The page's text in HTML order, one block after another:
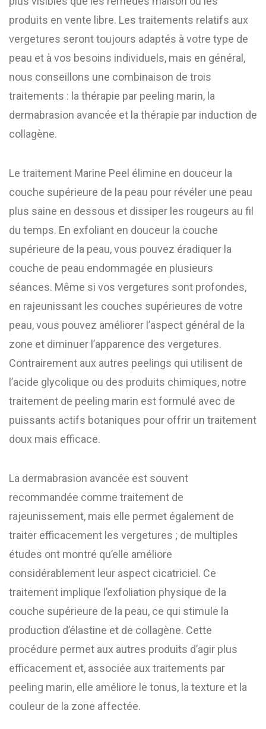
produits en vente libre. Les traitements relatifs aux
vergetures seront toujours adaptés à votre type de
peau et à vos besoins individuels, mais en général,
nous conseillons une combinaison de trois
traitements : la thérapie par peeling marin, la
dermabrasion avancée et la thérapie par induction de
collagène.
Le traitement Marine Peel élimine en douceur la
couche supérieure de la peau pour révéler une peau
plus saine en dessous et dissiper les rougeurs au fil
du temps. En exfoliant en douceur la couche
supérieure de la peau, vous pouvez éradiquer la
couche de peau endommagée en plusieurs
séances. Même si vos vergetures sont profondes,
en rajeunissant les couches supérieures de votre
peau, vous pouvez améliorer l’aspect général de la
zone et diminuer l’apparence des vergetures.
Contrairement aux autres peelings qui utilisent de
l’acide glycolique ou des produits chimiques, notre
traitement de peeling marin est formulé avec de
puissants actifs botaniques pour offrir un traitement
doux mais efficace.
La dermabrasion avancée est souvent
recommandée comme traitement de
rajeunissement, mais elle permet également de
traiter efficacement les vergetures ; de multiples
études ont montré qu’elle améliore
considérablement leur aspect cicatriciel. Ce
traitement implique l’exfoliation physique de la
couche supérieure de la peau, ce qui stimule la
production d’élastine et de collagène. Cette
procédure permet aux autres produits d’agir plus
efficacement et, associée aux traitements par
peeling marin, elle améliore le tonus, la texture et la
couleur de la zone affectée.